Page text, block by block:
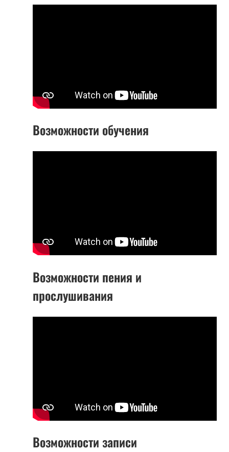
Возможности обучения
Возможности пения и
прослушивания
Возможности записи